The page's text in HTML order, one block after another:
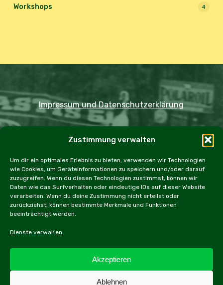
Zustimmung verwalten
Um dir ein optimales Erlebnis zu bieten, verwenden wir Technologien
wie Cookies, um Geräteinformationen zu speichern und/oder darauf
zuzugreifen. Wenn du diesen Technologien zustimmst, können wir
Daten wie das Surfverhalten oder eindeutige IDs auf dieser Website
verarbeiten. Wenn du deine Zustimmung nicht erteilst oder
zurückziehst, können bestimmte Merkmale und Funktionen
beeinträchtigt werden.
Dienste verwalten
Akzeptieren
Ablehnen
Workshops 4
Impressum und Datenschutzerklärung
Home Ausfahrten Rallye
Events
Messen
Workshops Cookie Policy (EU)
facebook
Alle Inhalte dieser Webseite, inbesonders Texte und